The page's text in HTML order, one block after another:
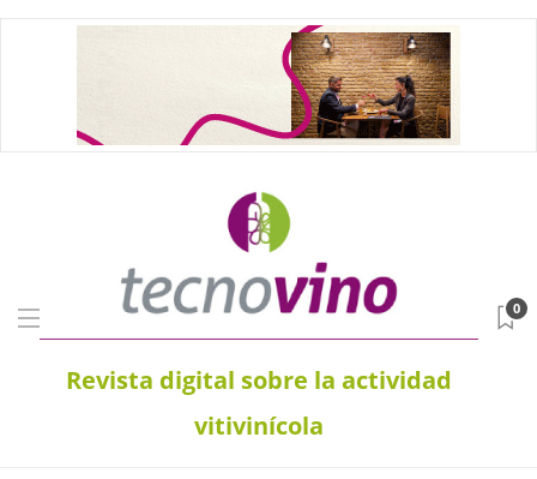
Revista digital sobre la actividad
vitivinícola
0